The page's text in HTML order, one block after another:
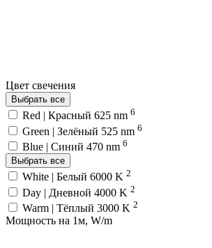
Цвет свечения
Выбрать все
Red | Красный 625 nm 6
Green | Зелёный 525 nm 6
Blue | Синий 470 nm 6
Выбрать все
White | Белый 6000 K 2
Day | Дневной 4000 K 2
Warm | Тёплый 3000 K 2
Мощность на 1м, W/m